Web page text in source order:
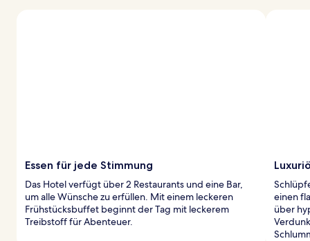
Essen für jede Stimmung
Das Hotel verfügt über 2 Restaurants und eine Bar,
um alle Wünsche zu erfüllen. Mit einem leckeren
Frühstücksbuffet beginnt der Tag mit leckerem
Treibstoff für Abenteuer.
einen
über